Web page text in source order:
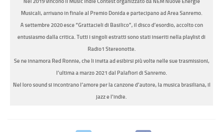
Musicali, arrivano in finale al Premio Donida e partecipano adArea Sanremo.
A settembre 2020 esce “Grattacieli di Basilico”, il disco d’esordio, accolto con
entusiasmo dalla critica. Tutti i singoli estratti sono stati inseriti nella playlist di
Radio1 Stereonotte
Se ne innamora Red Ronnie, che li invita ad esibirsi più volte nelle sue trasmissioni,
l’ultima a marzo 2021 dal Palafiori di Sanremo.
Nel loro sound si incontrano l’amore per la canzone d’autore, la musica brasiliana, il
jazz e l’indie.